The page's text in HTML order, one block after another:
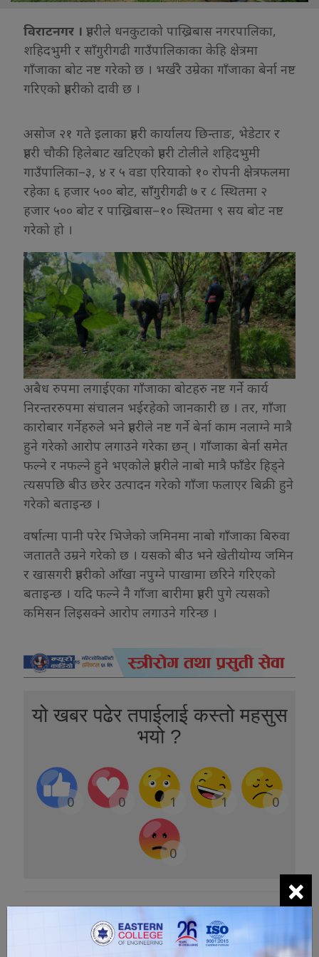
विराटनगर । प्रहरीले धनकुटाको पाख्रिबास नगरपालिका,
शहिदभुमी र साँगुरीगढी गाउँपालिकाका केहि क्षेत्रमा
गाँजाका बोट नष्ट गरेको छ । भर्खरै उम्रेका गाँजाका बेर्ना नष्ट
गरिएको प्रहरीको दावी छ ।
असोज २१ गते इलाका प्रहरी कार्यालय छिन्ताङ, भेडेटार र
प्रहरी चौकी हिलेबाट खटिएको प्रहरी टोलीले शहिदभुमी
गाउँपालिका–३, ४ र ५ वडा एरियाको १० रोपनी क्षेत्रफलमा
रहेका ६ हजार ५०० बोट, साँगुरीगढी ७ र ८ स्थितमा २
हजार ५०० बोट र पाख्रिबास–१० स्थितमा ९ सय बोट नष्ट
गरेको हो ।
अबैध रुपमा लगाईएका गाँजाका बोटहरु नष्ट गर्ने कार्य
निरन्तररुपमा संचालन भईरहेको जानकारी छ । तर, गाँजा
कारोबार गर्नेहरुले भने प्रहरीले नष्ट गर्ने बेर्ना काम नलाग्ने मात्रै
हुने गरेको आरोप लगाउने गरेका छन् । गाँजाका बेर्ना समेत
फल्ने र नफल्ने हुने भएकोले प्रहरीले नाबो मात्रै फाँडेर हिड्ने
त्यसपछि बीउ छरेर उत्पादन गरेको गाँजा फलाएर बिक्री हुने
गरेको बताइन्छ ।
वर्षात्मा पानी परेर भिजेको जमिनमा नाबो गाँजाका बिरुवा
जताततै उम्रने गरेको छ । यसको बीउ भने खेतीयोग्य जमिन
र खासगरी प्रहरीको आँखा नपुग्ने पाखामा छरिने गरिएको
बताइन्छ । यदि फल्ने नै गाँजा बारीमा प्रहरी पुगे त्यसको
कमिसन लिइसक्ने आरोप लगाउने गरिन्छ ।
यो खबर पढेर तपाईलाई कस्तो महसुस
भयो ?
0 0 1 1 0
0
×